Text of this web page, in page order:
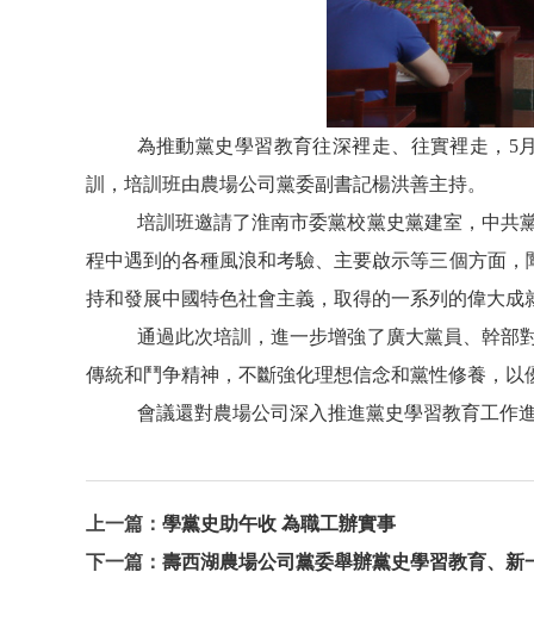
為推動黨史學習教育往深裡走、往實裡走， 5
訓，培訓班由農場公司黨委副書記楊洪善主持。
培訓班邀請了淮南市委黨校黨史黨建室，中共
程中遇到的各種風浪和考驗、主要啟示等三個方面
持和發展中國特色社會主義，取得的一系列的偉大成
通過此次培訓，進一步增強了廣大黨員、幹部
傳統和鬥争精神，不斷強化理想信念和黨性修養，以
會議還對農場公司深入推進黨史學習教育工作
上一篇： 學黨史助午收 為職工辦實事
下一篇： 壽西湖農場公司黨委舉辦黨史學習教育、